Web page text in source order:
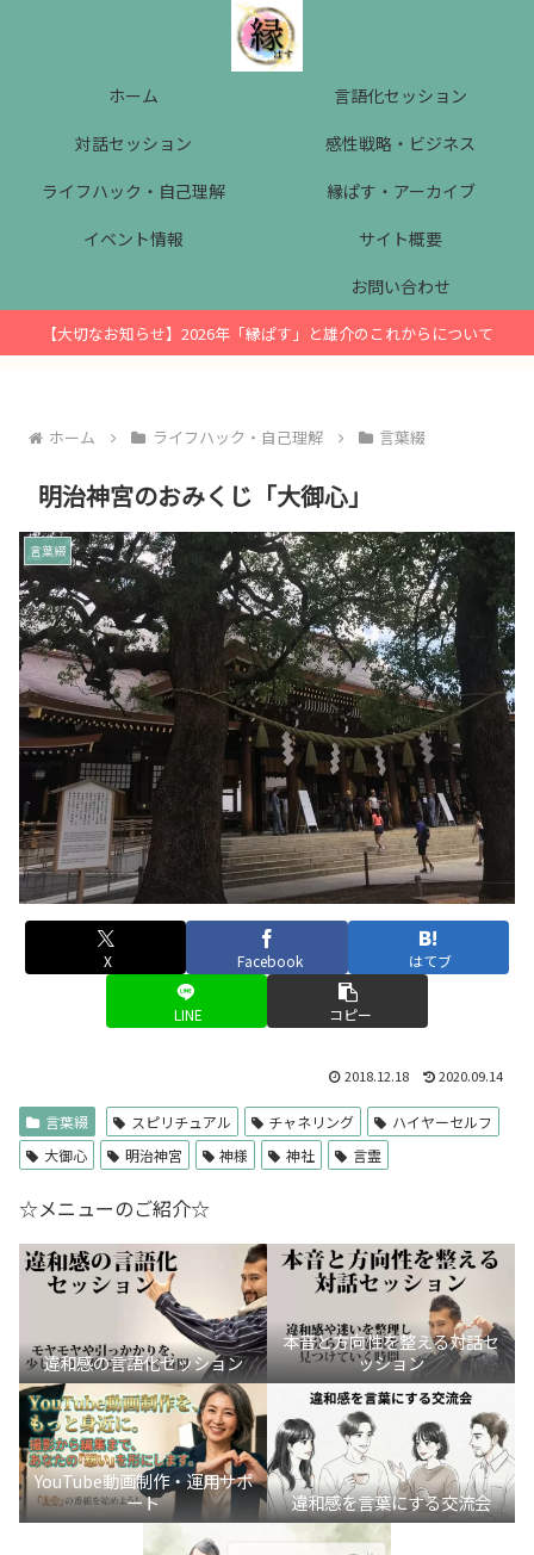
ホーム
言語化セッション
対話セッション
感性戦略・ビジネス
ライフハック・自己理解
縁ぱす・アーカイブ
イベント情報
サイト概要
お問い合わせ
【大切なお知らせ】2026年「縁ぱす」と雄介のこれからについて
ホーム ライフハック・自己理解 言葉綴
明治神宮のおみくじ「大御心」
言葉綴
X Facebook はてブ
LINE コピー
2018.12.18 2020.09.14
言葉綴 スピリチュアル チャネリング
ハイヤーセルフ
大御心
明治神宮 神様 神社 言霊
☆メニューのご紹介☆
違和感の言語化セッション
本音と方向性を整える対話セ
ッション
YouTube動画制作・運用サポ
ート
違和感を言葉にする交流会